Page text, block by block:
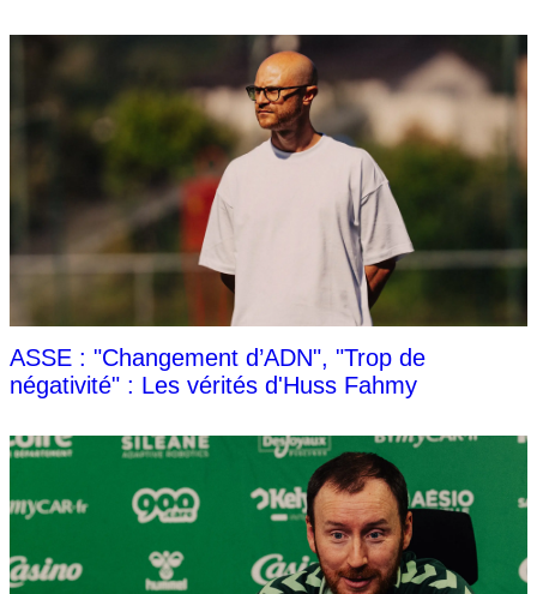
ASSE : "Changement d’ADN", "Trop de
négativité" : Les vérités d'Huss Fahmy